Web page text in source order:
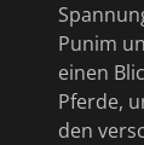
Punim
einen
Pferde,
den